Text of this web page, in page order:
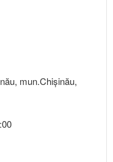
mun.Chişinău,